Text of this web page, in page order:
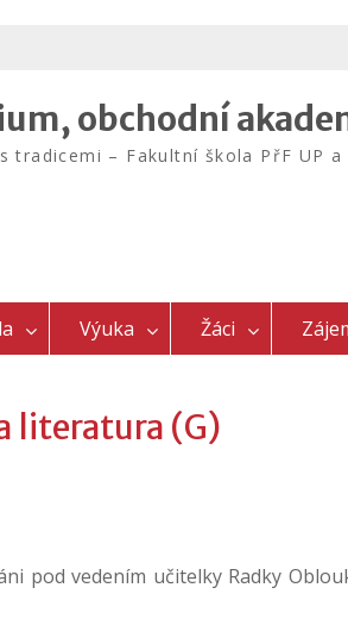
obchodní
tradicemi – Fakultní škola PřF UP a
Výuka Žáci
literatura (G)
pod vedením učitelky Radky